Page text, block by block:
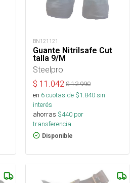
BN121121
Guante Nitrilsafe Cut
talla 9/M
Steelpro
$ 11.042 $12.990
en 6cuotas de $1.840sin
interés
ahorras $440 por
transferencia.
Disponible